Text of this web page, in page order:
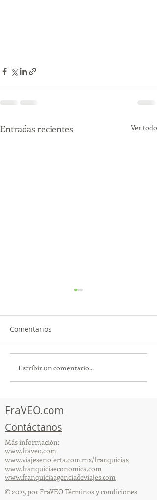
Entradas recientes Ver todo
¡Acapulco y Guerrero se
Visten de Fiesta!
Comentarios
Escribir un comentario...
FraVEO.com
Contáctanos
Más información:
www.fraveo.com
www.viajesenoferta.com.mx/franquicias
www.franquiciaeconomica.com
www.franquiciaagenciadeviajes.com
© 2025 por FraVEO Términos y condiciones